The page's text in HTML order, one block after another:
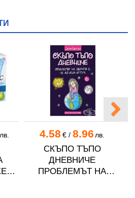
лв. 4.58 €/ 8.96 лв.
СКЪПО ТЪПО
ДНЕВНИЧЕ
ПРОБЛЕМЪТ НА